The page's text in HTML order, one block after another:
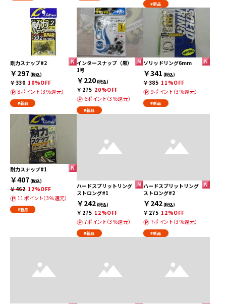
#新品
剛力スナップ#2
￥297(税込)
￥330 10%OFF
8ポイント（3％還元）
#新品
インタースナップ（黒）
1号
￥220(税込)
￥275 20%OFF
6ポイント（3％還元）
#新品
ソリッドリング6mm
￥341 (税込)
￥385 11%OFF
9ポイント（3％還元）
#新品
耐力スナップ#1
￥407(税込)
￥462 12%OFF
11ポイント（3％還元）
#新品
ハードスプリットリング
ストロング#1
￥242(税込)
￥275 12%OFF
7ポイント（3％還元）
#新品
ハードスプリットリング
ストロング#2
￥242(税込)
￥275 12%OFF
7ポイント（3％還元）
#新品